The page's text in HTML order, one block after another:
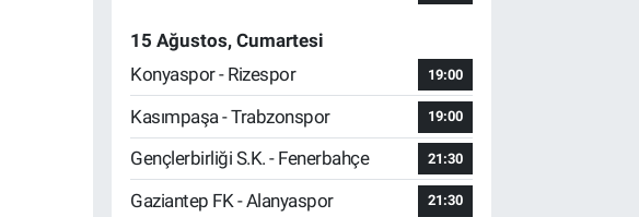
15 Ağustos, Cumartesi
Konyaspor - Rizespor
19:00
Kasımpaşa - Trabzonspor 19:00
Gençlerbirliği S.K. - Fenerbahçe 21:30
Gaziantep FK - Alanyaspor 21:30